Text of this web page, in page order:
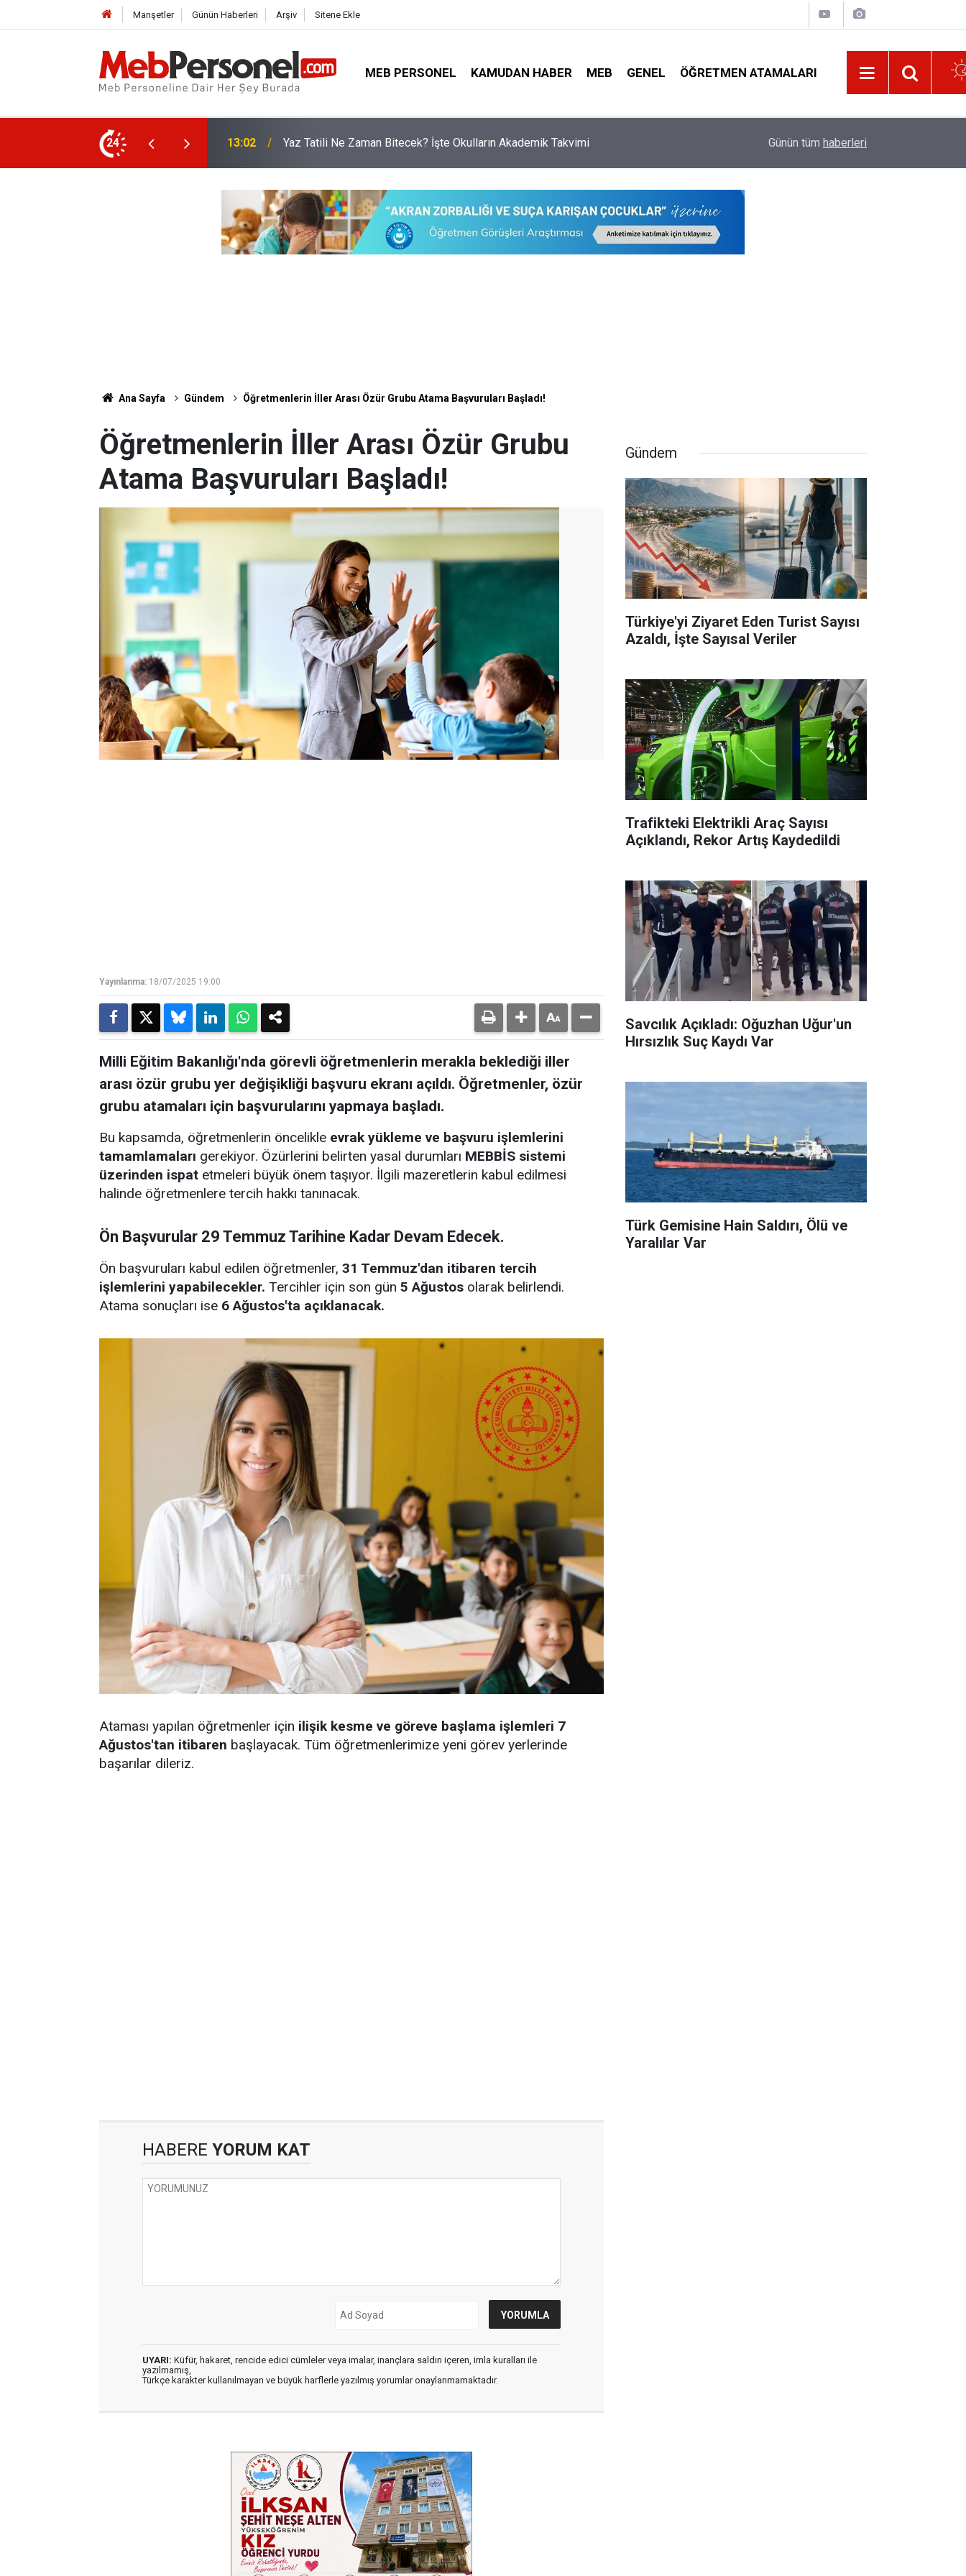
Manşetler Günün Haberleri Arşiv Sitene Ekle
MEB PERSONEL KAMUDAN HABER MEB GENEL ÖĞRETMEN ATAMALARI
24
Akademik Takvimi 12:32 Okullarda CİMER Kıskacı: Öğretmenler Müdahale Edemez Hale Geldi
Atanamayacak!
Günün tüm haberleri
Ana Sayfa Gündem Öğretmenlerin İller Arası Özür Grubu Atama Başvuruları Başladı!
Öğretmenlerin İller Arası Özür Grubu
Atama Başvuruları Başladı!
Yayınlanma: 18/07/2025 19:00
Milli Eğitim Bakanlığı'nda görevli öğretmenlerin merakla beklediği iller
arası özür grubu yer değişikliği başvuru ekranı açıldı. Öğretmenler, özür
grubu atamaları için başvurularını yapmaya başladı.
Bu kapsamda, öğretmenlerin öncelikle evrak yükleme ve başvuru işlemlerini
tamamlamaları gerekiyor. Özürlerini belirten yasal durumları MEBBİS sistemi
üzerinden ispat etmeleri büyük önem taşıyor. İlgili mazeretlerin kabul edilmesi
halinde öğretmenlere tercih hakkı tanınacak.
Ön Başvurular 29 Temmuz Tarihine Kadar Devam Edecek.
Ön başvuruları kabul edilen öğretmenler, 31 Temmuz'dan itibaren tercih
işlemlerini yapabilecekler. Tercihler için son gün 5 Ağustos olarak belirlendi.
Atama sonuçları ise 6 Ağustos'ta açıklanacak.
Ataması yapılan öğretmenler için ilişik kesme ve göreve başlama işlemleri 7
Ağustos'tan itibaren başlayacak. Tüm öğretmenlerimize yeni görev yerlerinde
başarılar dileriz.
HABERE YORUM KAT
UYARI: Küfür, hakaret, rencide edici cümleler veya imalar, inançlara saldırı içeren, imla kuralları ile
yazılmamış,
Türkçe karakter kullanılmayan ve büyük harflerle yazılmış yorumlar onaylanmamaktadır.
Gündem
Türkiye'yi Ziyaret Eden Turist Sayısı
Azaldı, İşte Sayısal Veriler
Trafikteki Elektrikli Araç Sayısı
Açıklandı, Rekor Artış Kaydedildi
Savcılık Açıkladı: Oğuzhan Uğur'un
Hırsızlık Suç Kaydı Var
Türk Gemisine Hain Saldırı, Ölü ve
Yaralılar Var